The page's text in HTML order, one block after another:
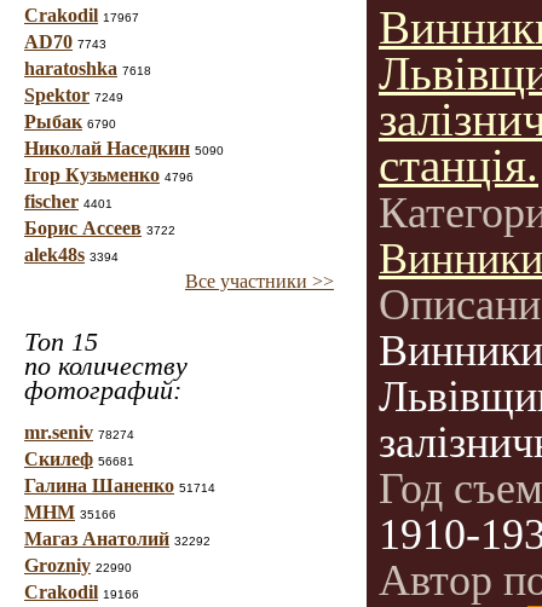
Crakodil 17967
AD70 7743
haratoshka 7618
Spektor 7249
Рыбак 6790
Николай Наседкин 5090
Ігор Кузьменко 4796
fischer 4401
Борис Ассеев 3722
alek48s 3394
Все участники >>
Топ 15
по количеству
фотографий:
mr.seniv 78274
Скилеф 56681
Галина Шаненко 51714
МНМ 35166
Магаз Анатолий 32292
Grozniy 22990
Crakodil 19166
станція.
Винники
Год
1910-
Автор